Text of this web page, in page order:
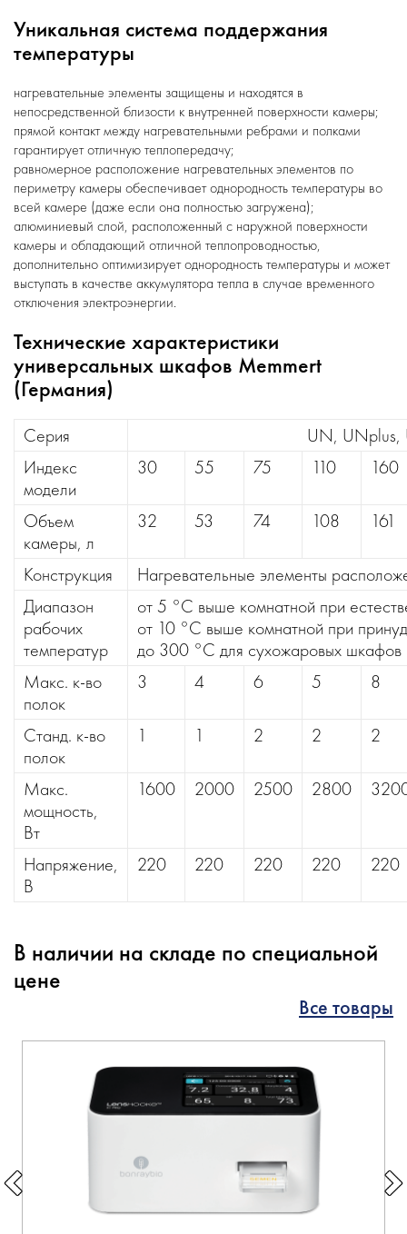
Уникальная система поддержания
температуры
нагревательные элементы защищены и находятся в
непосредственной близости к внутренней поверхности камеры;
прямой контакт между нагревательными ребрами и полками
гарантирует отличную теплопередачу;
равномерное расположение нагревательных элементов по
периметру камеры обеспечивает однородность температуры во
всей камере (даже если она полностью загружена);
алюминиевый слой, расположенный с наружной поверхности
камеры и обладающий отличной теплопроводностью,
дополнительно оптимизирует однородность температуры и может
выступать в качестве аккумулятора тепла в случае временного
отключения электроэнергии.
Технические характеристики
универсальных шкафов Memmert
(Германия)
Серия
UN, UNplus,
Индекс
модели
30 55 75 110 160
Объем
камеры, л
32 53 74 108 161
Конструкция
Нагревательные элементы
Диапазон
рабочих
температур
от 5 °C выше комнатной при
от 10 °C выше комнатной при
до 300 °C для сухожаровых шкафов
Макс. к-во
полок
3 4 6 5 8
Станд. к-во
полок
1 1 2 2 2
Макс.
мощность,
Вт
1600 2000 2500 2800
Напряжение,
В
220 220 220 220 220
В наличии на складе по специальной
цене
Все товары